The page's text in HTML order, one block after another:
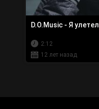
D.O.Music - Я улетел
2:12
12 лет назад